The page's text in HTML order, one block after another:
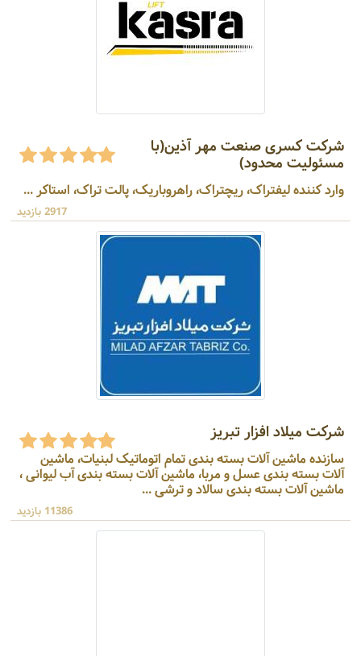
شرکت کسری صنعت مهر آذین(با
مسئولیت محدود)
وارد کننده لیفتراک، ریچتراک، راهروباریک، پالت تراک، استاکر ...
2917 بازدید
شرکت میلاد افزار تبریز
سازنده ماشین آلات بسته بندی تمام اتوماتیک لبنیات، ماشین
آلات بسته بندی عسل و مربا، ماشین آلات بسته بندی آب لیوانی ،
ماشین آلات بسته بندی سالاد و ترشی ...
11386 بازدید